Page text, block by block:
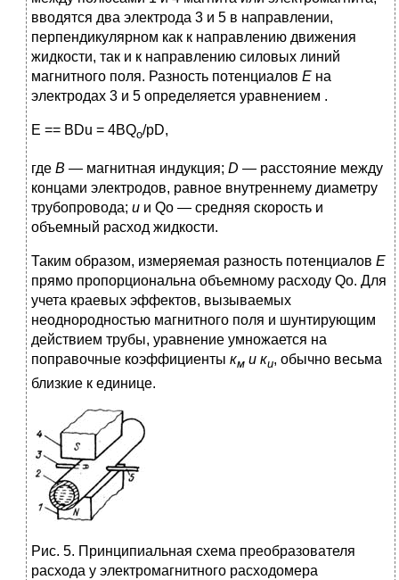
вводятся два электрода 3 и 5 в направлении,
перпендикулярном как к направлению движения
жидкости, так и к направлению силовых линий
магнитного поля. Разность потенциалов Е на
электродах 3 и 5 определяется уравнением .
Е == BDu = 4BQо/pD,
где В — магнитная индукция; D — расстояние между
концами электродов, равное внутреннему диаметру
трубопровода; u и Qo — средняя скорость и
объемный расход жидкости.
Таким образом, измеряемая разность потенциалов Е
прямо пропорциональна объемному расходу Qo. Для
учета краевых эффектов, вызываемых
неоднородностью магнитного поля и шунтирующим
действием трубы, уравнение умножается на
поправочные коэффициенты км и ки, обычно весьма
близкие к единице.
Рис. 5. Принципиальная схема преобразователя
расхода у электромагнитного расходомера